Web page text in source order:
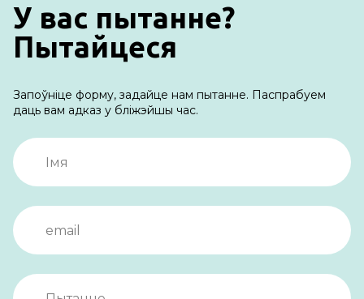
У вас пытанне?
Пытайцеся
Запоўніце форму, задайце нам пытанне. Паспрабуем
даць вам адказ у бліжэйшы час.